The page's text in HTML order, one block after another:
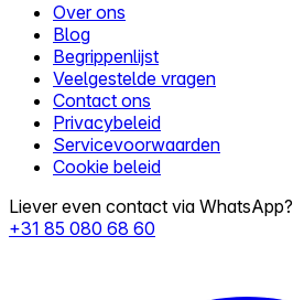
Over ons
Blog
Begrippenlijst
Veelgestelde vragen
Contact ons
Privacybeleid
Servicevoorwaarden
Cookie beleid
Liever even contact via WhatsApp?
+31 85 080 68 60